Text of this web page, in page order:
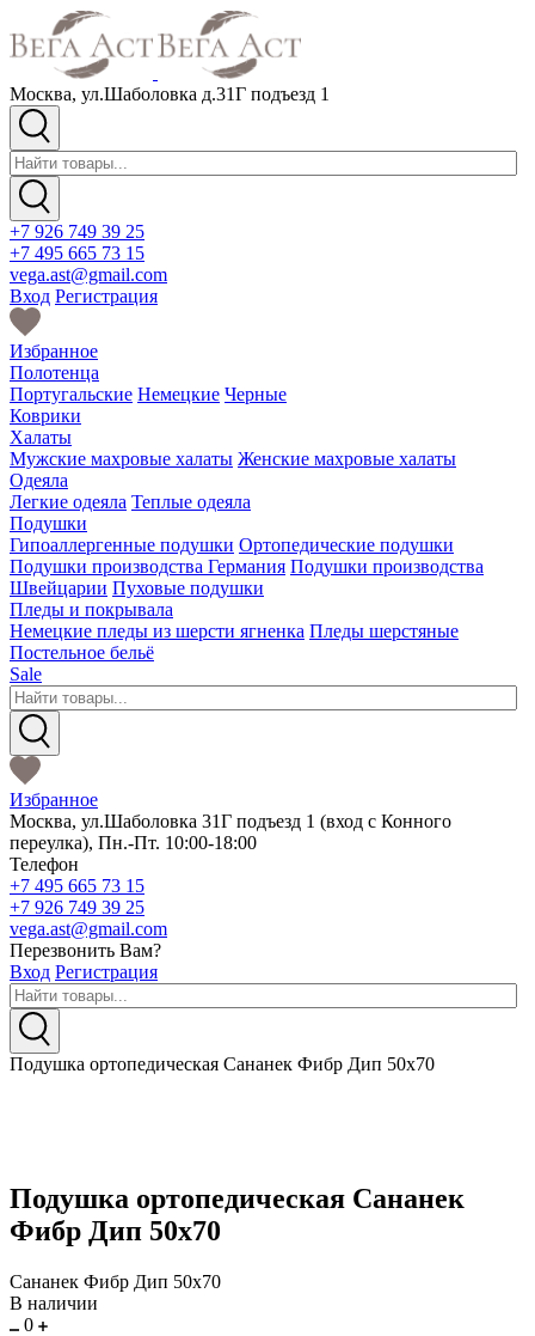
Москва, ул.Шаболовка д.31Г подъезд 1
+7 926 749 39 25
+7 495 665 73 15
vega.ast@gmail.com
Вход Регистрация
Избранное
Полотенца
Португальские Немецкие Черные
Коврики
Халаты
Мужские махровые халаты Женские махровые халаты
Одеяла
Легкие одеяла Теплые одеяла
Подушки
Гипоаллергенные подушки Ортопедические подушки
Подушки производства Германия Подушки производства
Швейцарии Пуховые подушки
Пледы и покрывала
Немецкие пледы из шерсти ягненка Пледы шерстяные
Постельное бельё
Sale
Избранное
Москва, ул.Шаболовка 31Г подъезд 1 (вход с Конного
переулка), Пн.-Пт. 10:00-18:00
Телефон
+7 495 665 73 15
+7 926 749 39 25
vega.ast@gmail.com
Перезвонить Вам?
Вход Регистрация
Подушка ортопедическая Сананек Фибр Дип 50х70
Подушка ортопедическая Сананек
Фибр Дип 50х70
Сананек Фибр Дип 50х70
В наличии
0